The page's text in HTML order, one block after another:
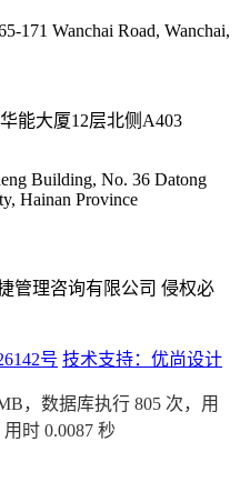
171 Wanchai Road, Wanchai,
能大厦12层北侧A403
Building, No. 36 Datong
Hainan Province
管理咨询有限公司 侵权必
号 技术支持：优尚设计
，数据库执行 805 次，用
时 0.0087 秒